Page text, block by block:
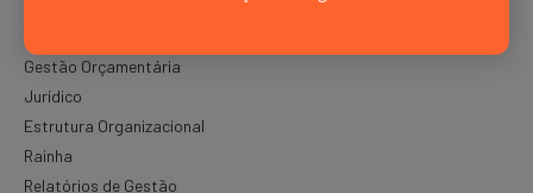
Gestão Orçamentária
Jurídico
Estrutura Organizacional
Rainha
Relatórios de Gestão